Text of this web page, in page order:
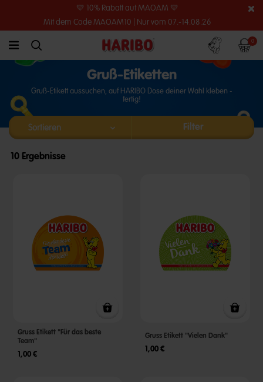
💛 10% Rabatt auf MAOAM 💛
Mit dem Code MAOAM10 | Nur vom 07.-14.08.26
link.header.menu.label
simplesearch.search.label
Konto 0
Gruß-Etiketten
Gruß-Etikett aussuchen, auf HARIBO Dose deiner Wahl kleben -
fertig!
Filter
10 Ergebnisse
Gruss Etikett "Für das beste
Team"
1,00 €
Gruss Etikett "Vielen Dank"
1,00 €